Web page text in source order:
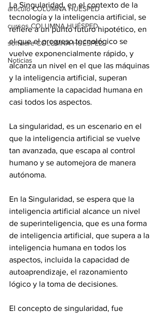
articulo COLUMNA HUÉSPED
cursos COLUMNA HUÉSPED
software COLUMNA HUÉSPED
Noticias
La Singularidad, en el contexto de la
tecnología y la inteligencia artificial, se
refiere a un punto futuro hipotético, en
el que el progreso tecnológico se
vuelve exponencialmente rápido, y
alcanza un nivel en el que las máquinas
y la inteligencia artificial, superan
ampliamente la capacidad humana en
casi todos los aspectos.
La singularidad, es un escenario en el
que la inteligencia artificial se vuelve
tan avanzada, que escapa al control
humano y se automejora de manera
autónoma.
En la Singularidad, se espera que la
inteligencia artificial alcance un nivel
de superinteligencia, que es una forma
de inteligencia artificial, que supera a la
inteligencia humana en todos los
aspectos, incluida la capacidad de
autoaprendizaje, el razonamiento
lógico y la toma de decisiones.
El concepto de singularidad, fue